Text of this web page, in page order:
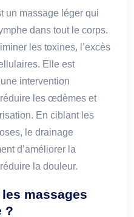
un massage léger qui
dans tout le corps.
les toxines, l’excès
Elle est
intervention
les œdèmes et
En ciblant les
le drainage
d’améliorer la
la douleur.
massages
?